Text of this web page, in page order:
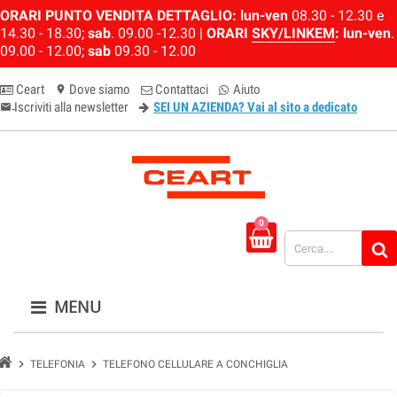
ORARI PUNTO VENDITA DETTAGLIO: lun-ven 08.30 - 12.30 e
14.30 - 18.30; sab. 09.00 -12.30 | ORARI SKY/LINKEM: lun-ven.
09.00 - 12.00; sab 09.30 - 12.00
Ceart location_on Dove siamo Contattaci Aiuto
email-newsletter
Iscriviti alla newsletter SEI UN AZIENDA? Vai al sito a dedicato
0
MENU
chevron_right TELEFONIA chevron_right TELEFONO CELLULARE A CONCHIGLIA